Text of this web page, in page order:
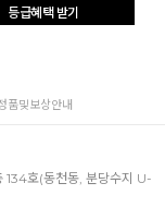
등급혜택 받기
품및보상안내
호(동천동, 분당수지 U-